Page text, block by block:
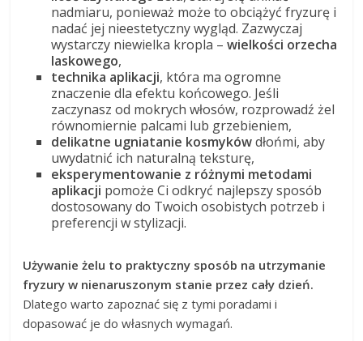
nadmiaru, ponieważ może to obciążyć fryzurę i
nadać jej nieestetyczny wygląd. Zazwyczaj
wystarczy niewielka kropla –wielkości orzecha
laskowego,
technika aplikacji, która ma ogromne
znaczenie dla efektu końcowego. Jeśli
zaczynasz od mokrych włosów, rozprowadź żel
równomiernie palcami lub grzebieniem,
delikatne ugniatanie kosmykówdłońmi, aby
uwydatnić ich naturalną teksturę,
eksperymentowanie z różnymi metodami
aplikacji pomoże Ci odkryć najlepszy sposób
dostosowany do Twoich osobistych potrzeb i
preferencji w stylizacji.
Używanie żelu to praktyczny sposób na utrzymanie
fryzury w nienaruszonym stanie przez cały dzień.
Dlatego warto zapoznać się z tymi poradami i
dopasować je do własnych wymagań.